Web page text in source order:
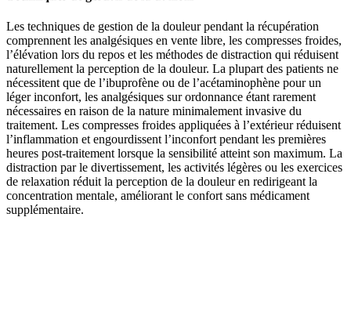
Les techniques de gestion de la douleur pendant la récupération
comprennent les analgésiques en vente libre, les compresses froides,
l’élévation lors du repos et les méthodes de distraction qui réduisent
naturellement la perception de la douleur. La plupart des patients ne
nécessitent que de l’ibuprofène ou de l’acétaminophène pour un
léger inconfort, les analgésiques sur ordonnance étant rarement
nécessaires en raison de la nature minimalement invasive du
traitement. Les compresses froides appliquées à l’extérieur réduisent
l’inflammation et engourdissent l’inconfort pendant les premières
heures post-traitement lorsque la sensibilité atteint son maximum. La
distraction par le divertissement, les activités légères ou les exercices
de relaxation réduit la perception de la douleur en redirigeant la
concentration mentale, améliorant le confort sans médicament
supplémentaire.